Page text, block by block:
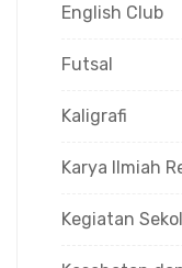
English Club
Futsal
Kaligrafi
Karya Ilmiah
Kegiatan